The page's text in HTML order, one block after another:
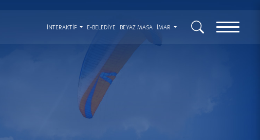
İNTERAKTIF E-BELEDİYE BEYAZ MASA İMAR